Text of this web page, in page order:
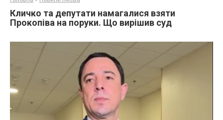
Кличко та депутати намагалися взяти
Прокопіва на поруки. Що вирішив суд